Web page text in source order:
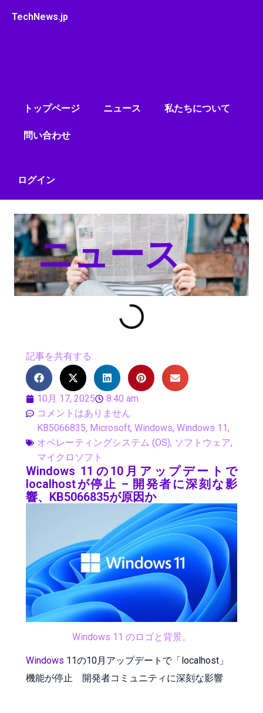
TechNews.jp
トップページ ニュース 私たちについて
問い合わせ
ログイン
ニュース
記事を共有する:
10月 17, 2025
8:40 am
コメントはありません
KB5066835, Microsoft, Windows, Windows 11,
オペレーティングシステム (OS), ソフトウェア,
マイクロソフト
Windows 11の10月アップデートで
localhostが停止 – 開発者に深刻な影
響、KB5066835が原因か
Windows 11 のロゴと背景。
Windows 11の10月アップデートで「localhost」
機能が停止 開発者コミュニティに深刻な影響